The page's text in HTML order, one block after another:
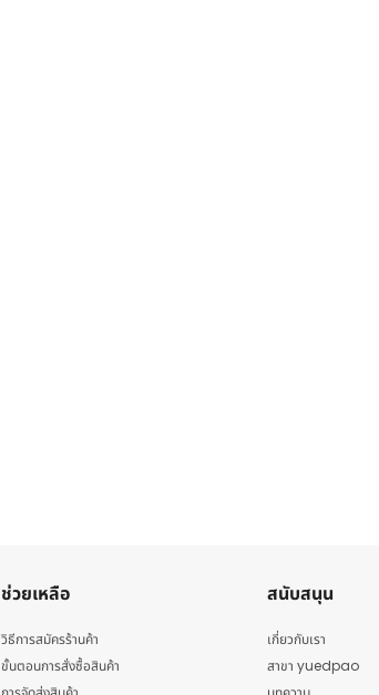
ช่วยเหลือ
วิธีการสมัครร้านค้า
ขั้นตอนการสั่งซื้อสินค้า
สนับสนุน
เกี่ยวกับเรา
สาขา yuedpao